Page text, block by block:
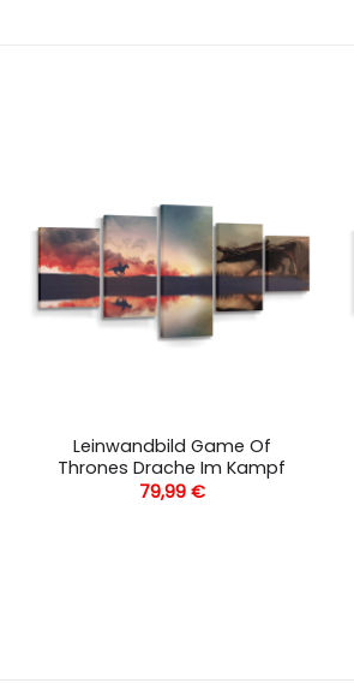
Leinwandbild Game Of
Thrones Drache Im Kampf
79,99 €